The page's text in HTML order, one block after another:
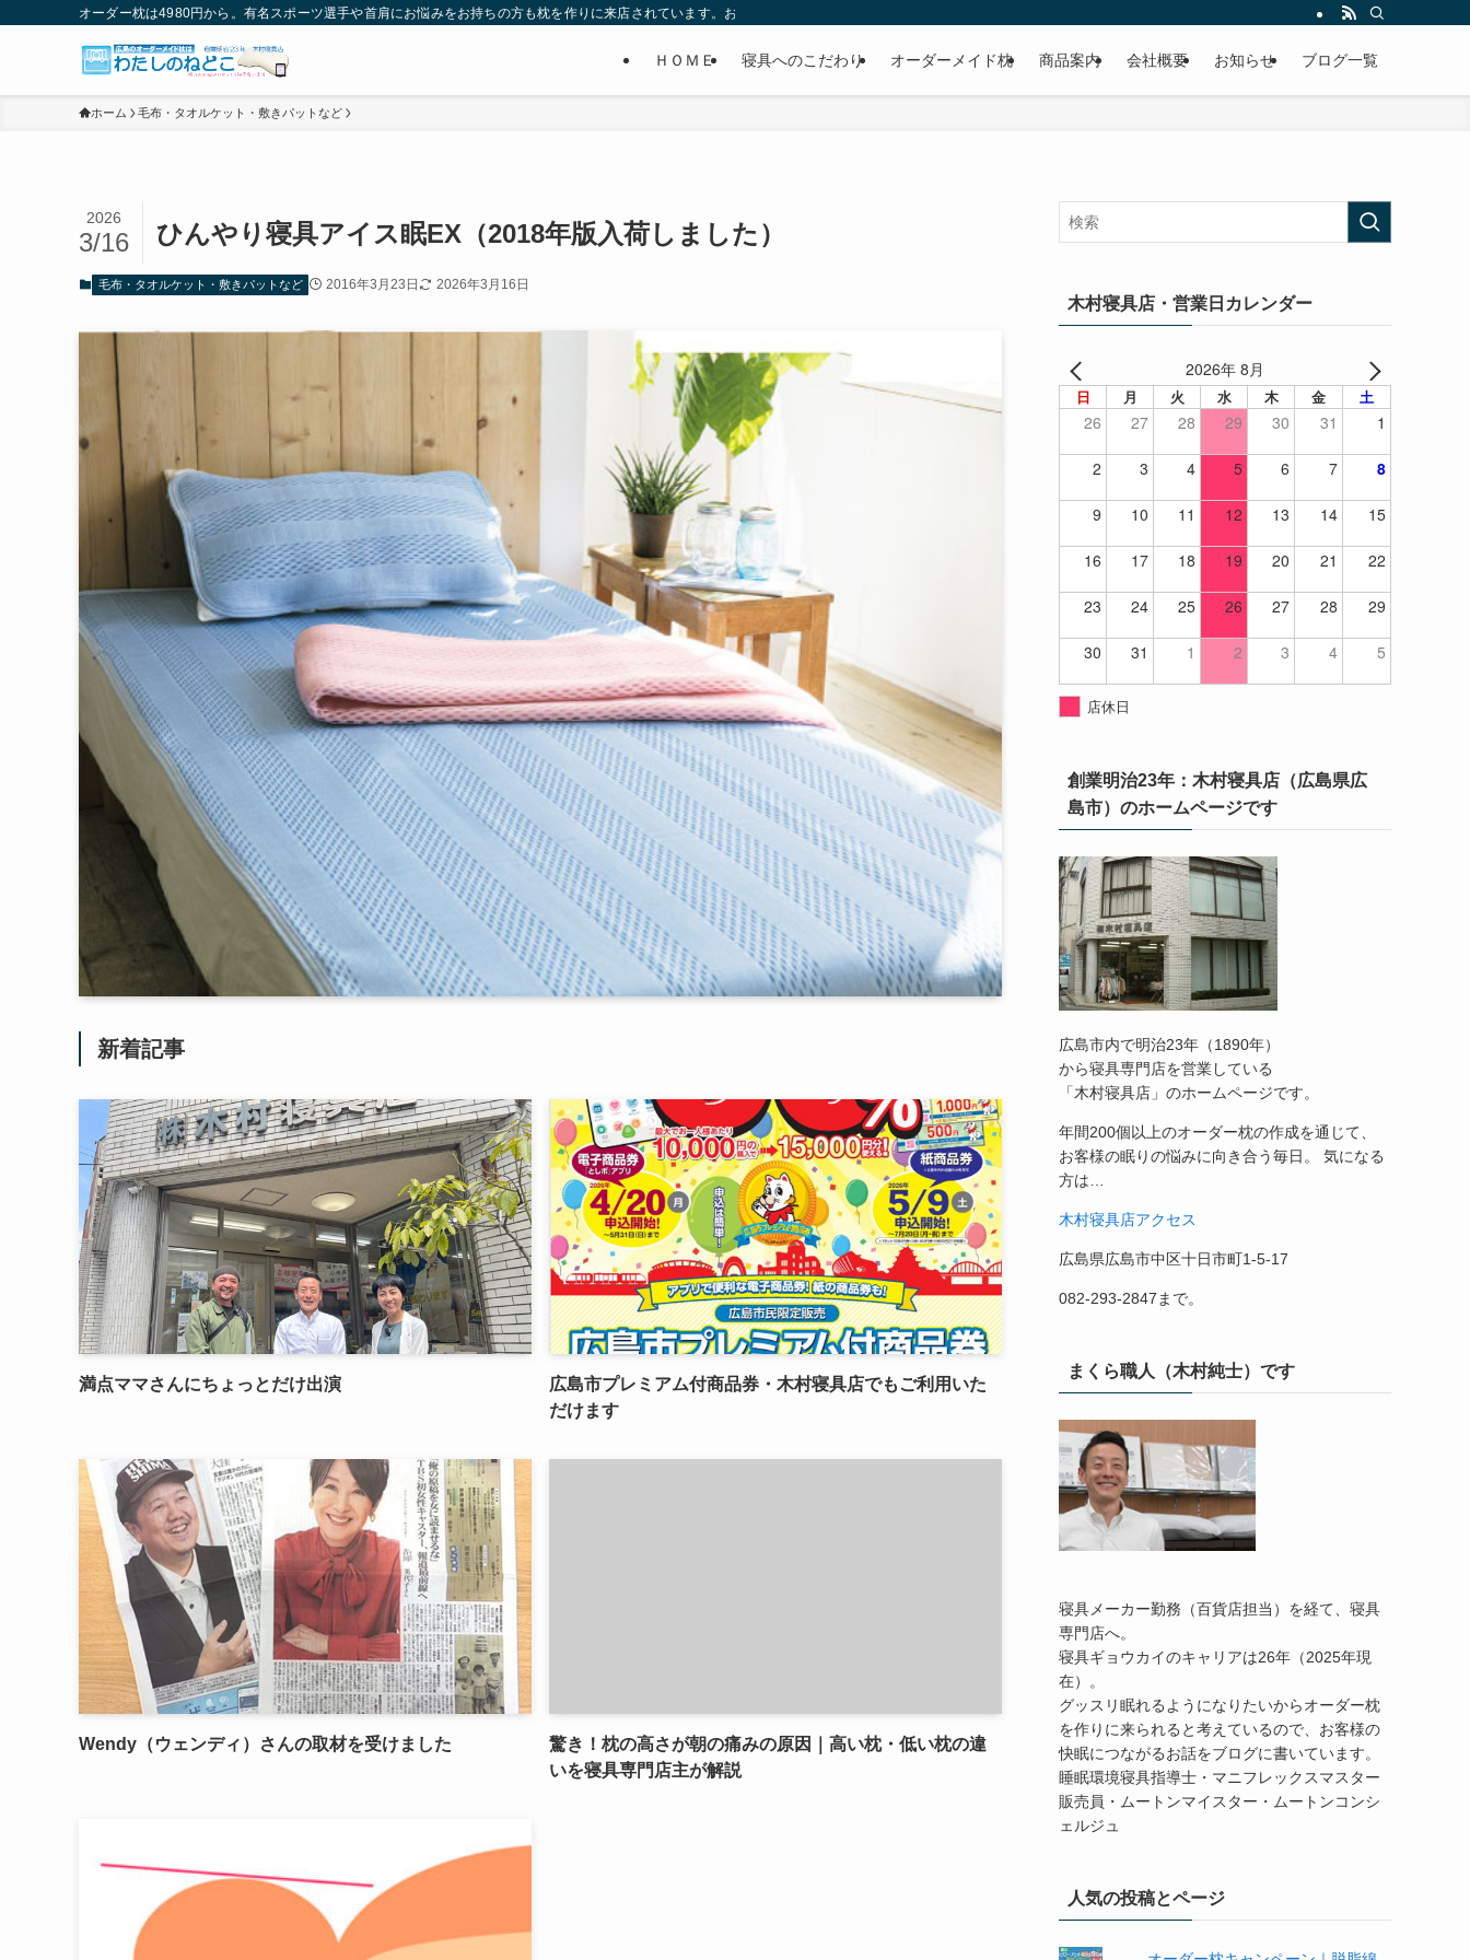
オーダー枕は4980円から。有名スポーツ選手や首肩にお悩みをお持ちの方も枕を作りに来店されています。お客様の喜びの声も掲載中。グッスリ寝てみませんか？睡眠環境・寝具指導士在籍、メディア出演多数。
ＨＯＭＥ 寝具へのこだわり オーダーメイド枕 商品案内 会社概要 お知らせ ブログ一覧
ホーム 毛布・タオルケット・敷きパットなど
ひんやり寝具アイス眠EX（2018年版入荷しました）
2026
3/16
毛布・タオルケット・敷きパットなど 2016年3月23日 2026年3月16日
新着記事
満点ママさんにちょっとだけ出演
広島市プレミアム付商品券・木村寝具店でもご利用いた
だけます
Wendy（ウェンディ）さんの取材を受けました
驚き！枕の高さが朝の痛みの原因｜高い枕・低い枕の違
いを寝具専門店主が解説
木村寝具店・営業日カレンダー
2026年 8月
日 月 火 水 木 金 土
26 27 28 29 30 31 1
2 3 4 5 6 7 8
9 10 11 12 13 14 15
16 17 18 19 20 21 22
23 24 25 26 27 28 29
30 31 1 2 3 4 5
店休日
創業明治23年：木村寝具店（広島県広
島市）のホームページです
広島市内で明治23年（1890年）
から寝具専門店を営業している
「木村寝具店」のホームページです。
年間200個以上のオーダー枕の作成を通じて、
お客様の眠りの悩みに向き合う毎日。 気になる
方は…
木村寝具店アクセス
広島県広島市中区十日市町1-5-17
082-293-2847まで。
まくら職人（木村純士）です
寝具メーカー勤務（百貨店担当）を経て、寝具
専門店へ。
寝具ギョウカイのキャリアは26年（2025年現
在）。
グッスリ眠れるようになりたいからオーダー枕
を作りに来られると考えているので、お客様の
快眠につながるお話をブログに書いています。
睡眠環境寝具指導士・マニフレックスマスター
販売員・ムートンマイスター・ムートンコンシ
ェルジュ
人気の投稿とページ